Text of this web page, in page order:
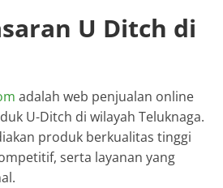
U Ditch di
adalah web penjualan online
U-Ditch di wilayah Teluknaga.
produk berkualitas tinggi
serta layanan yang